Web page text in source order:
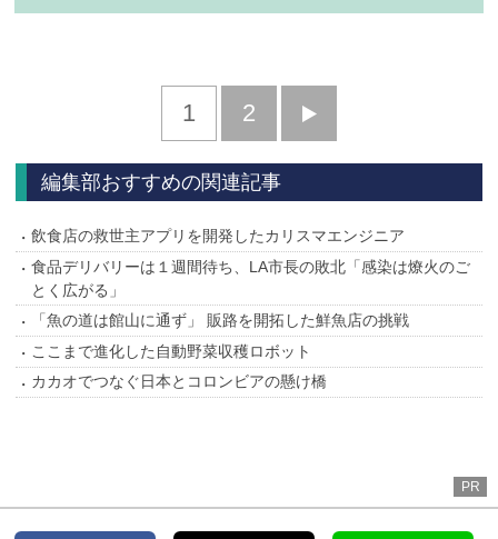
1 2
へ
編集部おすすめの関連記事
飲食店の救世主アプリを開発したカリスマエンジニア
食品デリバリーは１週間待ち、LA市長の敗北「感染は燎火のご
とく広がる」
「魚の道は館山に通ず」 販路を開拓した鮮魚店の挑戦
ここまで進化した自動野菜収穫ロボット
カカオでつなぐ日本とコロンビアの懸け橋
PR